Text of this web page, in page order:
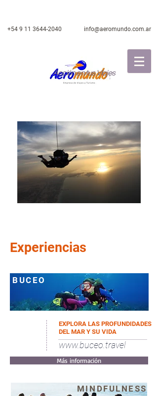
+54 9 11 3644-2040 info@aeromundo.com.ar
Acción en tus Viajes
Experiencias
BUCEO
EXPLORA LAS PROFUNDIDADES
DEL MAR Y SU VIDA
www.buceo.travel
Más información
MINDFULNESS